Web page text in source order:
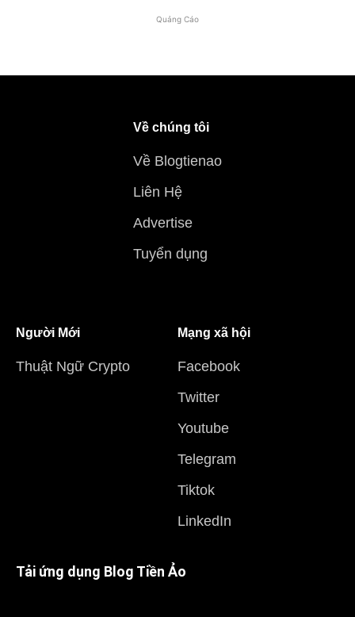
Quảng Cáo
Về chúng tôi
Về Blogtienao
Liên Hệ
Advertise
Tuyển dụng
Người Mới
Thuật Ngữ Crypto
Mạng xã hội
Facebook
Twitter
Youtube
Telegram
Tiktok
LinkedIn
Tải ứng dụng Blog Tiền Ảo